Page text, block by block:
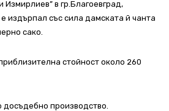
Измирлиев” в гр.Благоевград,
издърпал със сила дамската й чанта
сако.
стойност около 260
досъдебно производство.